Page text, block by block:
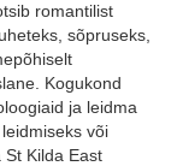
romantilist
sõpruseks,
Kogukond
ja leidma
või
Kilda East